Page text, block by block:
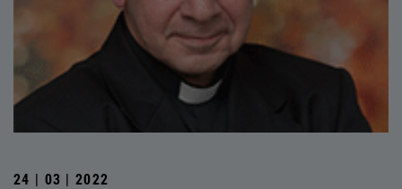
24 | 03 | 2022